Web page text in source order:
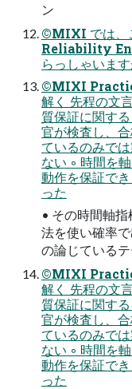
ン
©MIXI では、
Reliability
らっしゃいます
©MIXI
解く 先程の文
質保証に関す
官が検査し、
ているのみで
ない ◦ 時間を
動作を保証で
った
• その時間軸
法を使い確率
の論じている
©MIXI
解く 先程の文
質保証に関す
官が検査し、
ているのみで
ない ◦ 時間を
動作を保証で
った